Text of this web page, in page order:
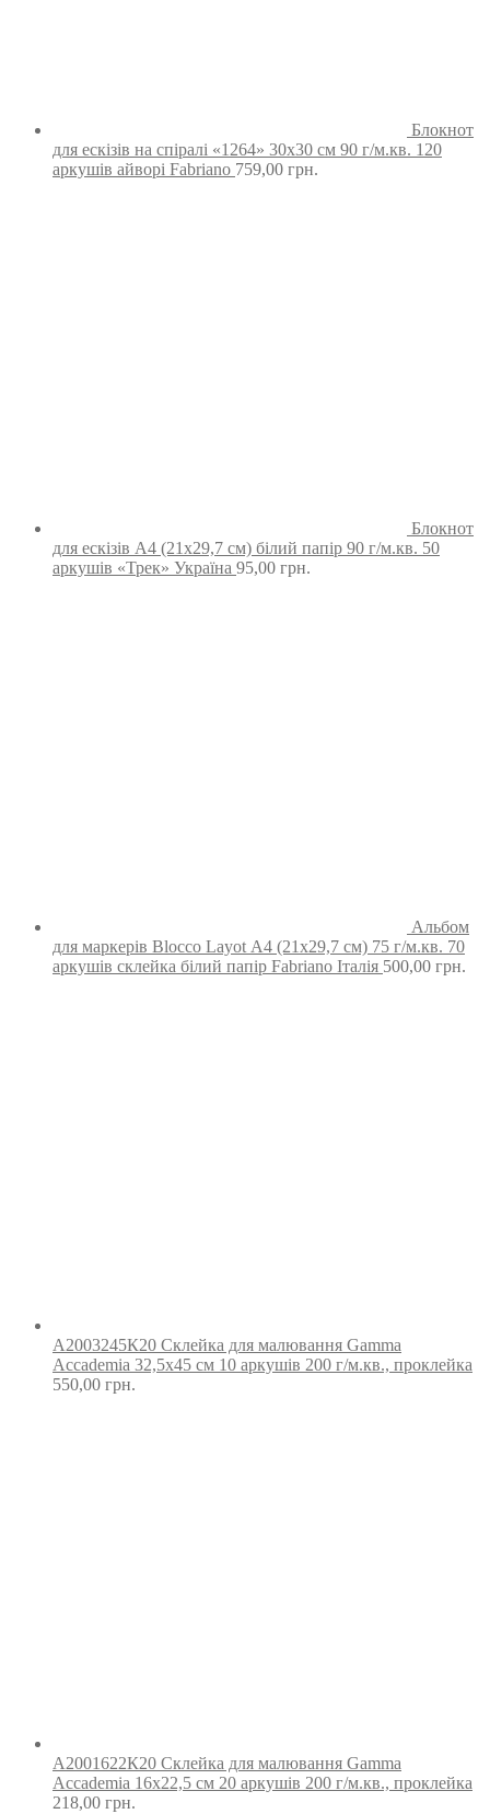
Блокнот
для ескізів на спіралі «1264» 30х30 см 90 г/м.кв. 120
аркушів айворі Fabriano 759,00 грн.
Блокнот
для ескізів А4 (21х29,7 см) білий папір 90 г/м.кв. 50
аркушів «Трек» Україна 95,00 грн.
Альбом
для маркерів Blocco Layot А4 (21х29,7 см) 75 г/м.кв. 70
аркушів склейка білий папір Fabriano Італія 500,00 грн.
А2003245К20 Склейка для малювання Gamma
Accademia 32,5х45 см 10 аркушів 200 г/м.кв., проклейка
550,00 грн.
А2001622К20 Склейка для малювання Gamma
Accademia 16х22,5 см 20 аркушів 200 г/м.кв., проклейка
218,00 грн.